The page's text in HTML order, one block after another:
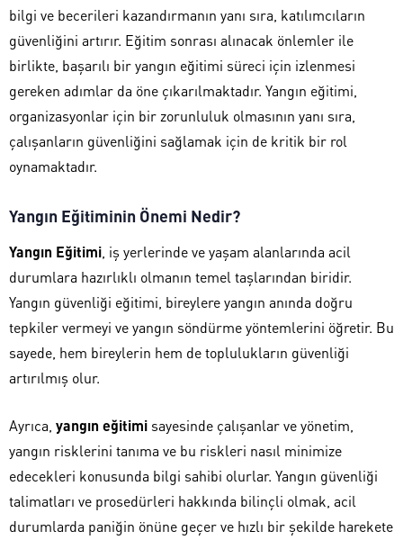
bilgi ve becerileri kazandırmanın yanı sıra, katılımcıların
güvenliğini artırır. Eğitim sonrası alınacak önlemler ile
birlikte, başarılı bir yangın eğitimi süreci için izlenmesi
gereken adımlar da öne çıkarılmaktadır. Yangın eğitimi,
organizasyonlar için bir zorunluluk olmasının yanı sıra,
çalışanların güvenliğini sağlamak için de kritik bir rol
oynamaktadır.
Yangın Eğitiminin Önemi Nedir?
Yangın Eğitimi , iş yerlerinde ve yaşam alanlarında acil
durumlara hazırlıklı olmanın temel taşlarından biridir.
Yangın güvenliği eğitimi, bireylere yangın anında doğru
tepkiler vermeyi ve yangın söndürme yöntemlerini öğretir. Bu
sayede, hem bireylerin hem de toplulukların güvenliği
artırılmış olur.
Ayrıca, yangın eğitimi sayesinde çalışanlar ve yönetim,
yangın risklerini tanıma ve bu riskleri nasıl minimize
edecekleri konusunda bilgi sahibi olurlar. Yangın güvenliği
talimatları ve prosedürleri hakkında bilinçli olmak, acil
durumlarda paniğin önüne geçer ve hızlı bir şekilde harekete